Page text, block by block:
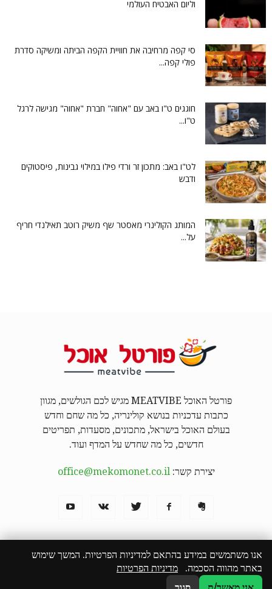
וליום האבטיח העולמי
סי קפה מרחיבה את חוויית הקפה הביתה ומשיקה סדרת
פולי קפה...
חוגגים ט"ו באב עם "אחוה" חברת "אחוה" מגישה לרגל
ט"ו...
לט"ו באב: מתכון זר ורדי פילו במילוי גבינות, פיסטוקים
ודבש
המותג הקולינרי מאסטר שף משיק רוטב תאילנדי חריף
על...
פורטל האוכל MEATVIBE מגיש לכם הגולשים, מגוון
כתבות עדכניות בנושא קולינריה, כל מה שחם וחדש
בעולם האוכל בישראל, מתכונים, מסעדות, תפריטים
חדשים, כל מה שחדש על המדף ועוד.
יצירת קשר: office@mekomonet.co.il
מחפשים כותבים פרסמו אצלנו פרסום תוכן שיווקי
אנו משתמשים במידע בהתאם למדיניות הפרטיות. המשך שימוש
באתר מהווה הסכמה. מדיניות הפרטיות